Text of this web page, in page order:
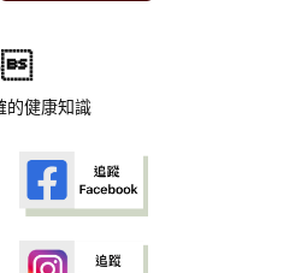
的健康知識